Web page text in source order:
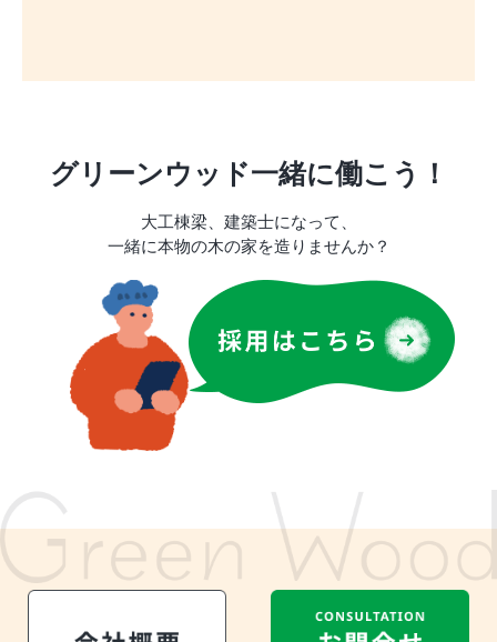
グリーンウッド一緒に働こう！
大工棟梁、建築士になって、
一緒に本物の木の家を造りませんか？